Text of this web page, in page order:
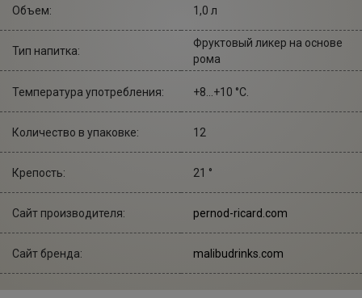
Объем: 1,0 л
Тип напитка:
Фруктовый ликер на основе
рома
Температура употребления: +8...+10 °С.
Количество в упаковке: 12
Крепость: 21 °
Сайт производителя: pernod-ricard.com
Сайт бренда: malibudrinks.com